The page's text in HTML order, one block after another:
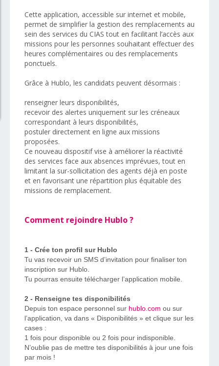
Cette application, accessible sur internet et mobile,
permet de simplifier la gestion des remplacements au
sein des services du CIAS tout en facilitant l’accès aux
missions pour les personnes souhaitant effectuer des
heures complémentaires ou des remplacements
ponctuels.
Grâce à Hublo, les candidats peuvent désormais :
renseigner leurs disponibilités,
recevoir des alertes uniquement sur les créneaux
correspondant à leurs disponibilités,
postuler directement en ligne aux missions
proposées.
Ce nouveau dispositif vise à améliorer la réactivité
des services face aux absences imprévues, tout en
limitant la sur-sollicitation des agents déjà en poste
et en favorisant une répartition plus équitable des
missions de remplacement.
Comment rejoindre Hublo ?
1 - Crée ton profil sur Hublo
Tu vas recevoir un SMS d’invitation pour finaliser ton
inscription sur Hublo.
Tu pourras ensuite télécharger l’application mobile.
2 - Renseigne tes disponibilités
Depuis ton espace personnel sur hublo.com ou sur
l’application, va dans « Disponibilités » et clique sur les
cases :
1 fois pour disponible ou 2 fois pour indisponible.
N’oublie pas de mettre tes disponibilités à jour une fois
par mois !